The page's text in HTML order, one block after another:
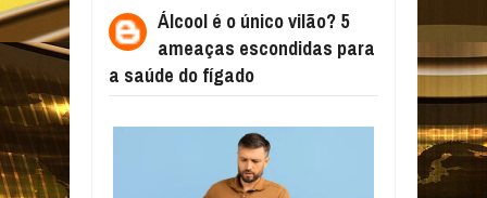
Álcool é o único vilão? 5
ameaças escondidas para
a saúde do fígado